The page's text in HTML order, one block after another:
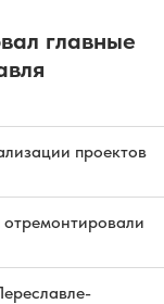
главные
проектов